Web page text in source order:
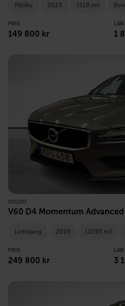
Mjölby 2023 1118 mil
PRIS
149 800 kr 1
VOLVO
V60 D4 Momentum
Linköping 2019 10193 mil
PRIS
249 800 kr 3